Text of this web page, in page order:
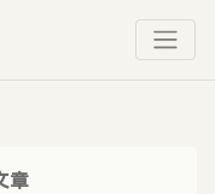
章